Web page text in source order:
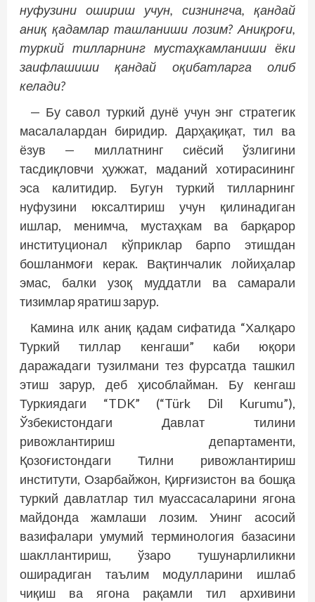
нуфузини ошириш учун, сизнингча, қандай
аниқ қадамлар ташланиши лозим? Аниқроғи,
туркий тилларнинг мустаҳкамланиши ёки
заифлашиши қандай оқибатларга олиб
келади?
— Бу савол туркий дунё учун энг стратегик
масалалардан биридир. Дарҳақиқат, тил ва
ёзув — миллатнинг сиёсий ўзлигини
тасдиқловчи ҳужжат, маданий хотирасининг
эса калитидир. Бугун туркий тилларнинг
нуфузини юксалтириш учун қилинадиган
ишлар, менимча, мустаҳкам ва барқарор
институционал кўприклар барпо этишдан
бошланмоғи керак. Вақтинчалик лойиҳалар
эмас, балки узоқ муддатли ва самарали
тизимлар яратиш зарур.
Камина илк аниқ қадам сифатида “Халқаро
Туркий тиллар кенгаши” каби юқори
даражадаги тузилмани тез фурсатда ташкил
этиш зарур, деб ҳисоблайман. Бу кенгаш
Туркиядаги “TDK” (“Türk Dil Kurumu”),
Ўзбекистондаги Давлат тилини
ривожлантириш департаменти,
Қозоғистондаги Тилни ривожлантириш
институти, Озарбайжон, Қирғизистон ва бошқа
туркий давлатлар тил муассасаларини ягона
майдонда жамлаши лозим. Унинг асосий
вазифалари умумий терминология базасини
шакллантириш, ўзаро тушунарлиликни
оширадиган таълим модулларини ишлаб
чиқиш ва ягона рақамли тил архивини